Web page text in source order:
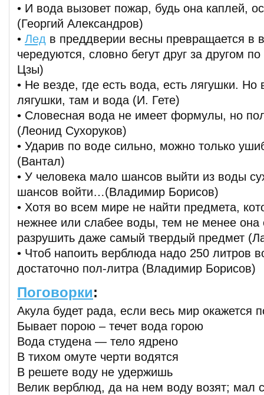
• И вода вызовет пожар, будь она каплей,
(Георгий Александров)
• Лед в преддверии весны превращается в
чередуются, словно бегут друг за другом по
Цзы)
• Не везде, где есть вода, есть лягушки. Но
лягушки, там и вода (И. Гете)
• Словесная вода не имеет формулы, но
(Леонид Сухоруков)
• Ударив по воде сильно, можно только
(Вантал)
• У человека мало шансов выйти из воды
шансов войти…(Владимир Борисов)
• Хотя во всем мире не найти предмета,
нежнее или слабее воды, тем не менее она
разрушить даже самый твердый предмет
• Чтоб напоить верблюда надо 250 литров
достаточно пол-литра (Владимир Борисов)
Поговорки:
Акула будет рада, если весь мир окажется
Бывает порою – течет вода горою
Вода студена — тело ядрено
В тихом омуте черти водятся
В решете воду не удержишь
Велик верблюд, да на нем воду возят; мал